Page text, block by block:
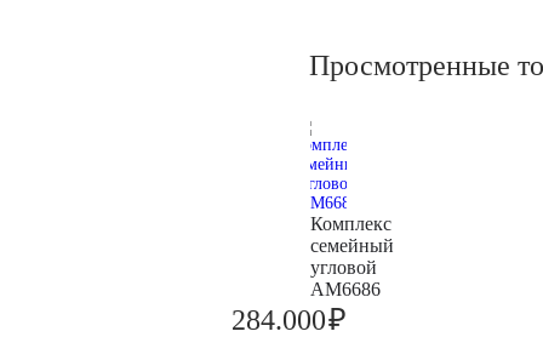
Просмотренные
Комплекс
семейный
угловой
AM6686
284.000₽